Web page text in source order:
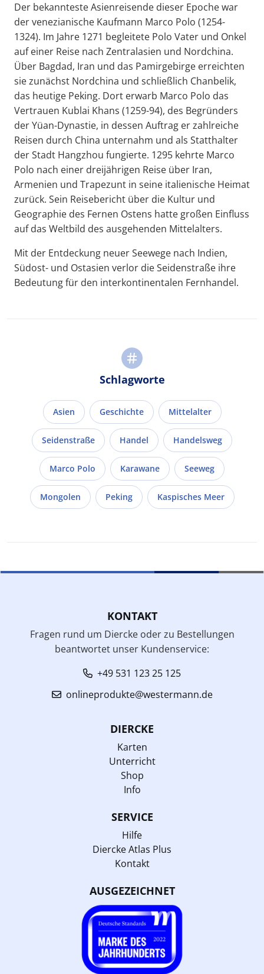
Der bekannteste Asienreisende dieser Epoche war
der venezianische Kaufmann Marco Polo (1254-
1324). Im Jahre 1271 begleitete Polo Vater und Onkel
auf einer Reise nach Zentralasien und Nordchina.
Über Bagdad, Iran und das Pamirgebirge erreichten
sie zunächst Nordchina und schließlich Chanbelik,
das heutige Peking. Dort erwarb Marco Polo das
Vertrauen Kublai Khans (1259-94), des Begründers
der Yüan-Dynastie, in dessen Auftrag er zahlreiche
Reisen durch China unternahm und als Statthalter
der Stadt Hangzhou fungierte. 1295 kehrte Marco
Polo nach einer dreijährigen Reise über Iran,
Armenien und Trapezunt in seine italienische Heimat
zurück. Sein Reisebericht über die Kultur und
Geographie des Fernen Ostens hatte großen Einfluss
auf das Weltbild des ausgehenden Mittelalters.
Mit der Entdeckung neuer Seewege nach Indien,
Südost- und Ostasien verlor die Seidenstraße ihre
Bedeutung für den interkontinentalen Fernhandel.
Schlagworte
Asien Geschichte Mittelalter
Seidenstraße Handel Handelsweg
Marco Polo Karawane Seeweg
Mongolen Peking Kaspisches Meer
KONTAKT
Fragen rund um Diercke oder zu Bestellungen
beantwortet unser Kundenservice:
+49 531 123 25 125
onlineprodukte@westermann.de
DIERCKE
Karten
Unterricht
Shop
Info
SERVICE
Hilfe
Diercke Atlas Plus
Kontakt
AUSGEZEICHNET